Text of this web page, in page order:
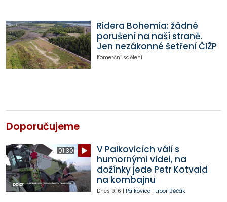
Ridera Bohemia: žádné
porušení na naší straně.
Jen nezákonné šetření ČIŽP
Komerční sdělení
Doporučujeme
01:30
V Palkovicích válí s
humornými videi, na
dožínky jede Petr Kotvald
na kombajnu
Dnes 9:16 | Palkovice| Libor Běčák